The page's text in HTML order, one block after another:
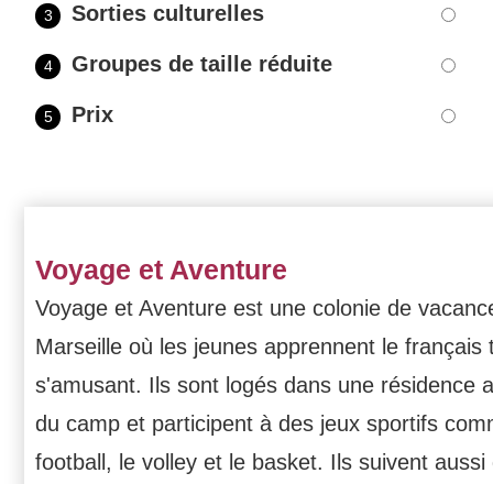
3 Sorties culturelles
4 Groupes de taille réduite
5 Prix
Voyage et Aventure
Voyage et Aventure est une colonie de
Marseille où les jeunes apprennent le français
s'amusant. Ils sont logés dans une résidence
du camp et participent à des jeux sportifs
football, le volley et le basket. Ils suivent aussi